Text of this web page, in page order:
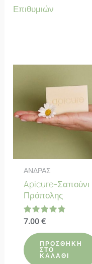
Επιθυμιών
ΑΝΔΡΑΣ
Apicure-Σαπούνι
Πρόπολης
Βαθμολογήθηκε
με
4.80
από 5
7.00 €
ΠΡΟΣΘΉΚΗ
ΣΤΟ
ΚΑΛΆΘΙ